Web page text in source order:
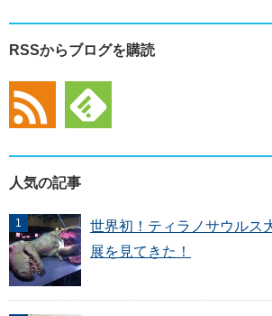
RSSからブログを購読
人気の記事
世界初！ティラノサウルス
展を見てきた！